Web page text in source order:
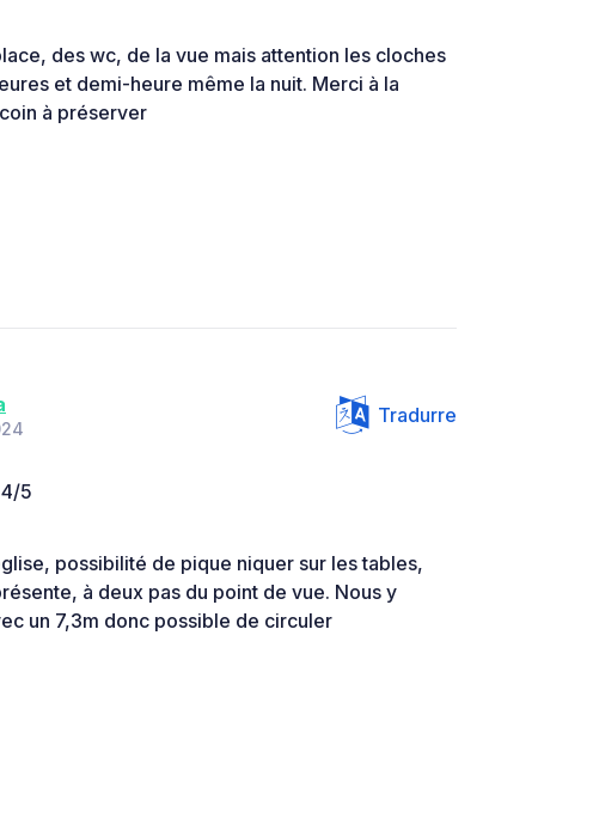
des wc, de la vue mais attention les cloches
et demi-heure même la nuit. Merci à la
à préserver
Tradurre
4/5
possibilité de pique niquer sur les tables,
à deux pas du point de vue. Nous y
un 7,3m donc possible de circuler